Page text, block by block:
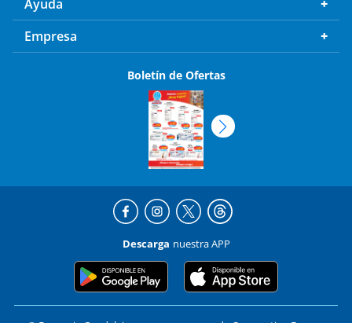
Ayuda
Empresa
Boletín de Ofertas
Descarga nuestra APP